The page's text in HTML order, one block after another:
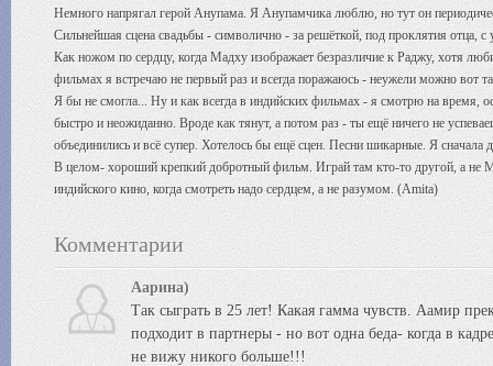
Немного напрягал герой Анупама. Я Анупамчика люблю, но тут он
Сильнейшая сцена свадьбы - символично - за решёткой, под проклятия
Как ножом по сердцу, когда Мадху изображает безразличие к Раджу, хотя
фильмах я встречаю не первый раз и всегда поражаюсь - неужели можно вот
Я бы не смогла... Ну и как всегда в индийских фильмах - я смотрю на время,
быстро и неожиданно. Вроде как тянут, а потом раз - ты ещё ничего не
объединились и всё супер. Хотелось бы ещё сцен. Песни шикарные. Я
В целом- хороший крепкий добротный фильм. Играй там кто-то другой, а
индийского кино, когда смотреть надо сердцем, а не разумом. (Amita)
Комментарии
Аарина)
Так сыграть в 25 лет! Какая гамма чувств. Аамир
подходит в партнеры - но вот одна беда- когда в
не вижу никого больше!!!